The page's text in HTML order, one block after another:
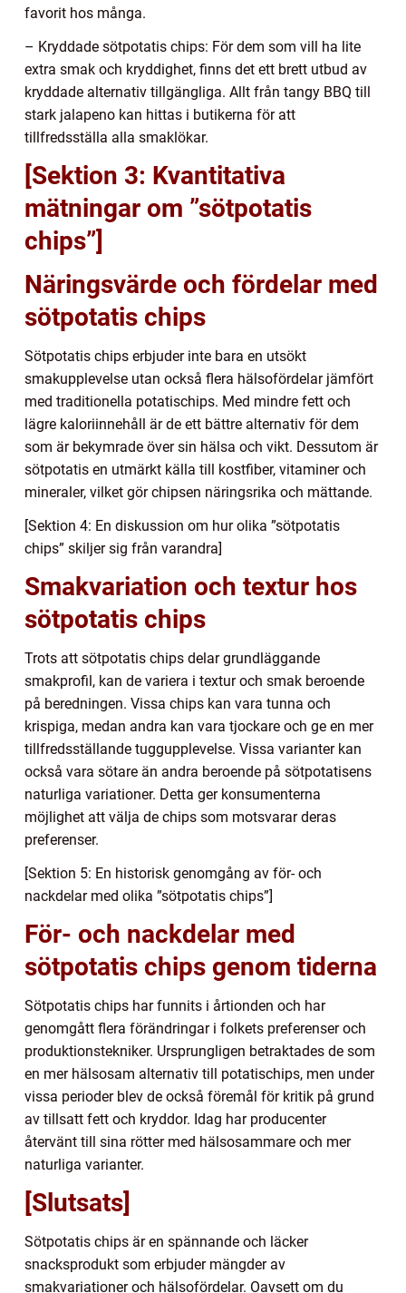
favorit hos många.
– Kryddade sötpotatis chips: För dem som vill ha lite
extra smak och kryddighet, finns det ett brett utbud av
kryddade alternativ tillgängliga. Allt från tangy BBQ till
stark jalapeno kan hittas i butikerna för att
tillfredsställa alla smaklökar.
[Sektion 3: Kvantitativa
mätningar om ”sötpotatis
chips”]
Näringsvärde och fördelar med
sötpotatis chips
Sötpotatis chips erbjuder inte bara en utsökt
smakupplevelse utan också flera hälsofördelar jämfört
med traditionella potatischips. Med mindre fett och
lägre kaloriinnehåll är de ett bättre alternativ för dem
som är bekymrade över sin hälsa och vikt. Dessutom är
sötpotatis en utmärkt källa till kostfiber, vitaminer och
mineraler, vilket gör chipsen näringsrika och mättande.
[Sektion 4: En diskussion om hur olika ”sötpotatis
chips” skiljer sig från varandra]
Smakvariation och textur hos
sötpotatis chips
Trots att sötpotatis chips delar grundläggande
smakprofil, kan de variera i textur och smak beroende
på beredningen. Vissa chips kan vara tunna och
krispiga, medan andra kan vara tjockare och ge en mer
tillfredsställande tuggupplevelse. Vissa varianter kan
också vara sötare än andra beroende på sötpotatisens
naturliga variationer. Detta ger konsumenterna
möjlighet att välja de chips som motsvarar deras
preferenser.
[Sektion 5: En historisk genomgång av för- och
nackdelar med olika ”sötpotatis chips”]
För- och nackdelar med
sötpotatis chips genom tiderna
Sötpotatis chips har funnits i årtionden och har
genomgått flera förändringar i folkets preferenser och
produktionstekniker. Ursprungligen betraktades de som
en mer hälsosam alternativ till potatischips, men under
vissa perioder blev de också föremål för kritik på grund
av tillsatt fett och kryddor. Idag har producenter
återvänt till sina rötter med hälsosammare och mer
naturliga varianter.
[Slutsats]
Sötpotatis chips är en spännande och läcker
snacksprodukt som erbjuder mängder av
smakvariationer och hälsofördelar. Oavsett om du